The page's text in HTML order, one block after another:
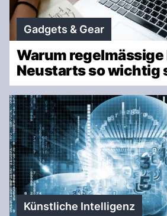
Gadgets & Gear
Warum
Neustarts so wichtig
Künstliche Intelligenz